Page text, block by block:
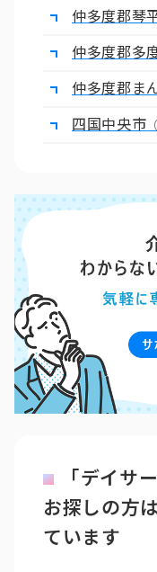
仲多度郡琴
仲多度郡多
仲多度郡ま
四国中央市
「デイサ
お探しの方
ています